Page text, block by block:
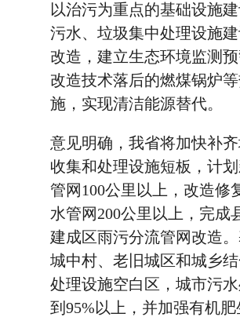
以治污为重点的基础设施
污水、垃圾集中处理设施
改造，建立生态环境监测预
改造技术落后的燃煤锅炉
施，实现清洁能源替代。
意见明确，我省将加快补
收集和处理设施短板，计
管网100公里以上，改造修
水管网200公里以上，完成
建成区雨污分流管网改造
城中村、老旧城区和城乡
处理设施空白区，城市污
到95%以上，并加强有机肥